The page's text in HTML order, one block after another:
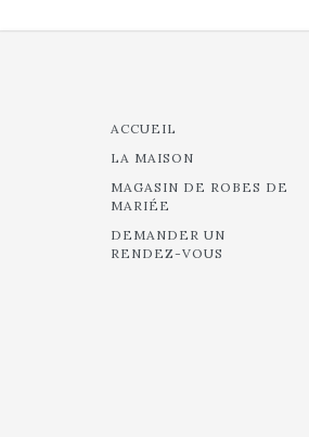
ACCUEIL
LA MAISON
MAGASIN DE ROBES DE
MARIÉE
DEMANDER UN
RENDEZ-VOUS